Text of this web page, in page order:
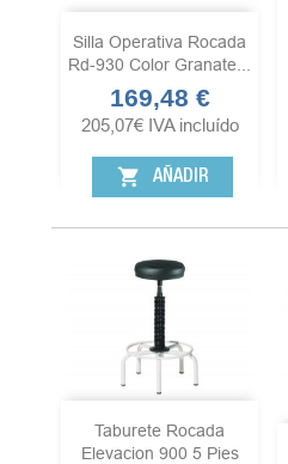
Silla Operativa Rocada
Rd-930 Color Granate...
Precio
169,48 €
205,07€ IVA incluído
shopping_cart AÑADIR
Taburete Rocada
Elevacion 900 5 Pies